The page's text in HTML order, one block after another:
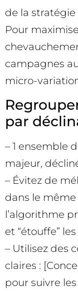
de la
Pour
campagnes
micro-
par
– 1 ensemble
majeur,
– Évitez de
dans le même
l’algorithme
et “étouffe”
– Utilisez des
claires :
pour suivre